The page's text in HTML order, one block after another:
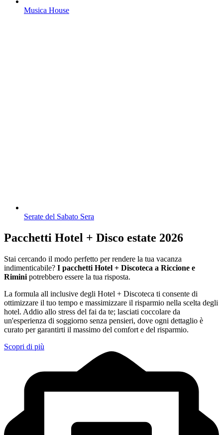
Musica House
Serate del Sabato Sera
Pacchetti Hotel + Disco estate 2026
Stai cercando il modo perfetto per rendere la tua vacanza
indimenticabile? I pacchetti Hotel + Discoteca a Riccione e
Rimini potrebbero essere la tua risposta.
La formula all inclusive degli Hotel + Discoteca ti consente di
ottimizzare il tuo tempo e massimizzare il risparmio nella scelta degli
hotel. Addio allo stress del fai da te; lasciati coccolare da
un'esperienza di soggiorno senza pensieri, dove ogni dettaglio è
curato per garantirti il massimo del comfort e del risparmio.
Scopri di più